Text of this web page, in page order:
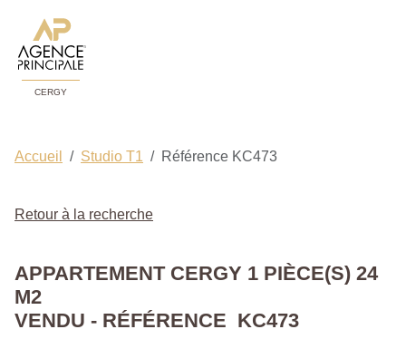
CERGY
Accueil Studio T1 Référence KC473
Retour à la recherche
APPARTEMENT CERGY 1 PIÈCE(S) 24
M2
VENDU - RÉFÉRENCE KC473